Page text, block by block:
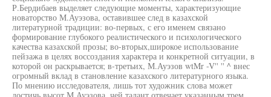
Р.Бердибаев выделяет следующие моменты, характеризующие
новаторство М.Ауэзова, оставившее след в казахской
литературной традиции: во-первых, с его именем связано
формирование глубокого реалистического и психологического
качества казахской прозы; во-вторых,широкое использование
пейзажа в целях воссоздания характера и конкретной ситуации, в
которой он раскрывается; в-третьих, М.Ауэзов wtMr -V'' '' ^ внес
огромный вклад в становление казахского литературного языка.
По мнению исследователя, лишь тот художник слова может